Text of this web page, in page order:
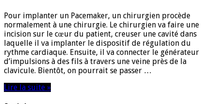
Pour implanter un Pacemaker, un chirurgien procède
normalement à une chirurgie. Le chirurgien va faire une
incision sur le cœur du patient, creuser une cavité dans
laquelle il va implanter le dispositif de régulation du
rythme cardiaque. Ensuite, il va connecter le générateur
d’impulsions à des fils à travers une veine près de la
clavicule. Bientôt, on pourrait se passer …
Lire la suite »